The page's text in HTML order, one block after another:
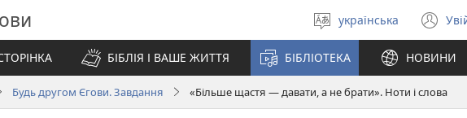
Вибрати
мову
українська
у
БІБЛІЯ І ВАШЕ ЖИТТЯ БІБЛІОТЕКА НОВИНИ
Будь другом Єгови. Завдання «Більше щастя — давати, а не брати». Ноти і слова